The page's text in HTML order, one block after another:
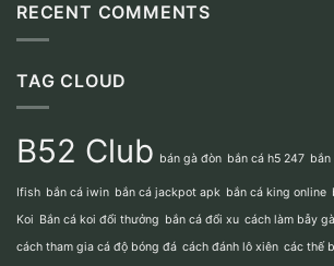
Không
Bỏ
RECENT COMMENTS
TAG CLOUD
B52 Club bán gà đòn bắn cá h5 247 bắn
Ifish bắn cá iwin bắn cá jackpot apk bắn cá king online
Koi Bắn cá koi đổi thưởng bắn cá đổi xu cách làm bẫy gà
cách tham gia cá độ bóng đá cách đánh lô xiên các thế